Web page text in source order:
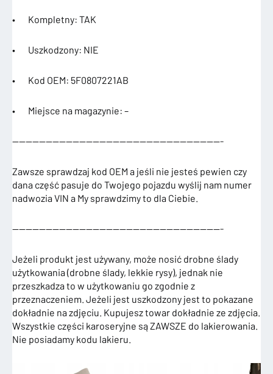
• Kompletny: TAK
• Uszkodzony: NIE
• Kod OEM: 5F0807221AB
• Miejsce na magazynie: –
———————————————————————————————-
Zawsze sprawdzaj kod OEM a jeśli nie jesteś pewien czy
dana część pasuje do Twojego pojazdu wyślij nam numer
nadwozia VIN a My sprawdzimy to dla Ciebie.
———————————————————————————————-
Jeżeli produkt jest używany, może nosić drobne ślady
użytkowania (drobne ślady, lekkie rysy), jednak nie
przeszkadza to w użytkowaniu go zgodnie z
przeznaczeniem. Jeżeli jest uszkodzony jest to pokazane
dokładnie na zdjęciu. Kupujesz towar dokładnie ze zdjęcia.
Wszystkie części karoseryjne są ZAWSZE do lakierowania.
Nie posiadamy kodu lakieru.